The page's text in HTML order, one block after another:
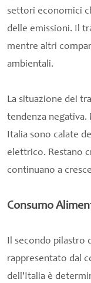
settori economici
delle emissioni. Il
mentre altri
ambientali.
La situazione dei
tendenza negativa.
Italia sono calate
elettrico. Restano
continuano a
Consumo
Il secondo pilastro
rappresentato dal
dell'Italia è